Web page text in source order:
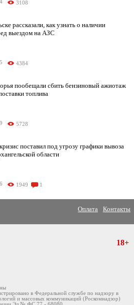
3108
рассказали, как узнать о наличии
выездом на АЗС
4384
пообещали сбить бензиновый ажиотаж
топлива
5728
поставил под угрозу графики вывоза
области
1949 1
Оплата Контакты
18+
в Федеральной службе по надзору в
и массовых коммуникаций (Роскомнадзор)